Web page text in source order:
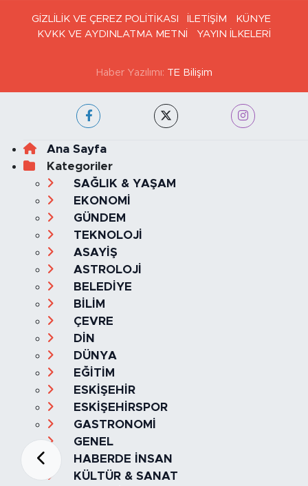
GİZLİLİK VE ÇEREZ POLİTİKASI İLETİŞİM
KÜNYE
KVKK VE AYDINLATMA METNİ
YAYIN İLKELERİ
Haber Yazılımı: TE Bilişim
Ana Sayfa
Kategoriler
SAĞLIK & YAŞAM
EKONOMİ
GÜNDEM
TEKNOLOJİ
ASAYİŞ
ASTROLOJİ
BELEDİYE
BİLİM
ÇEVRE
DİN
DÜNYA
EĞİTİM
ESKİŞEHİR
ESKİŞEHİRSPOR
GASTRONOMİ
GENEL
HABERDE İNSAN
KÜLTÜR & SANAT